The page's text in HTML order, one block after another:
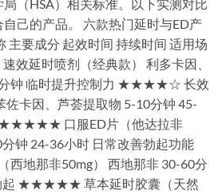
（HSA）相关标准。以下实测对比
己的产品。 六款热门延时与ED产
主要成分 起效时间 持续时间 适用场
效延时喷剂（经典款） 利多卡因、
分钟 临时提升控制力 ★★★★☆ 长效
佐卡因、芦荟提取物 5-10分钟 45-
★★★★★ 口服ED片（他达拉非
钟 24-36小时 日常改善勃起功能
地那非50mg） 西地那非 30-60分
起 ★★★★★ 草本延时胶囊（天然